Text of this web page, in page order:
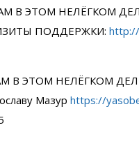
В ЭТОМ НЕЛЁГКОМ
ПОДДЕРЖКИ:
ЭТОМ НЕЛЁГКОМ ДЕЛЕ.
Мазур https://